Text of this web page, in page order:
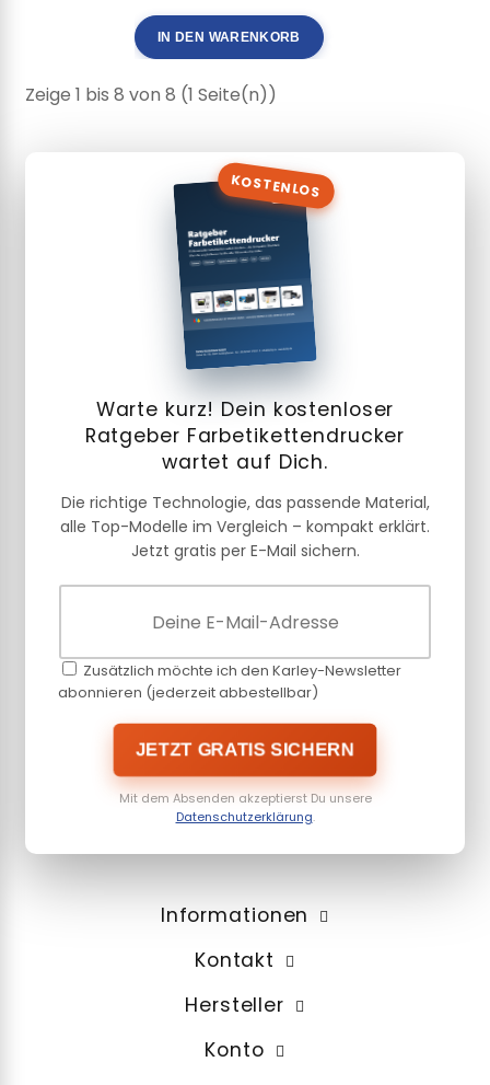
IN DEN WARENKORB
Zeige 1 bis 8 von 8 (1 Seite(n))
KOSTENLOS
Warte kurz! Dein kostenloser
Ratgeber Farbetikettendrucker
wartet auf Dich.
Die richtige Technologie, das passende Material,
alle Top-Modelle im Vergleich – kompakt erklärt.
Jetzt gratis per E-Mail sichern.
Zusätzlich möchte ich den Karley-Newsletter
abonnieren (jederzeit abbestellbar)
JETZT GRATIS SICHERN
Mit dem Absenden akzeptierst Du unsere
Datenschutzerklärung.
Informationen
Kontakt
Hersteller
Konto